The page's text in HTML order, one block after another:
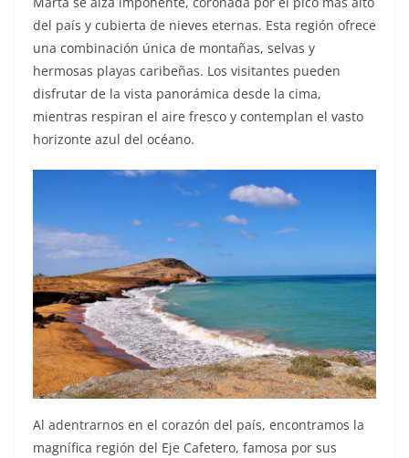
del país y cubierta de nieves eternas. Esta región ofrece
una combinación única de montañas, selvas y
hermosas playas caribeñas. Los visitantes pueden
disfrutar de la vista panorámica desde la cima,
mientras respiran el aire fresco y contemplan el vasto
horizonte azul del océano.
Al adentrarnos en el corazón del país, encontramos la
magnífica región del Eje Cafetero, famosa por sus